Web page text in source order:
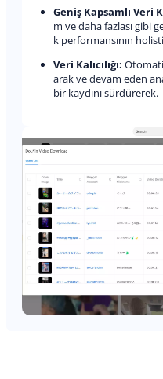
Geniş Kapsamlı Veri
m ve daha fazlası gibi
k performansının
Veri Kalıcılığı:
arak ve devam eden
bir kaydını sürdürerek.